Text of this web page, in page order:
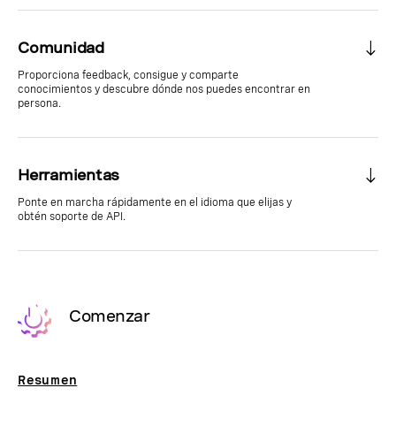
Comunidad
Proporciona feedback, consigue y comparte
conocimientos y descubre dónde nos puedes encontrar en
persona.
Herramientas
Ponte en marcha rápidamente en el idioma que elijas y
obtén soporte de API.
Comenzar
Resumen